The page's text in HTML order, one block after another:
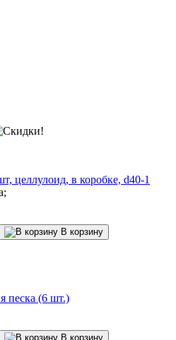
целлулоид, в коробке, d40-1
В корзину
песка (6 шт.)
В корзину